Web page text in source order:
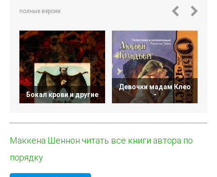
полные версии.
Бокал крови и другие
Девочки мадам Клео
-
Маккена Шеннон читать все книги автора по
порядку